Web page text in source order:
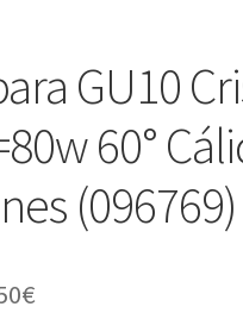
GU10
60°
(096769)
€